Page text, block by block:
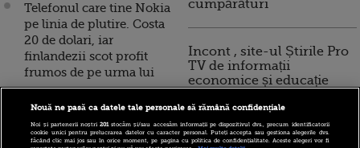
Telefonul care tine Nokia
pe linia de plutire. Costa
20 de dolari, iar
finlandezii scot profit
frumos de pe urma lui
Nokia a preluat integral
Networks, pentru 1,7
cumpărături
Incont , site-ul Știrile Pro
TV de informații
economice și educație
10 reguli pentru decizii
Nouă ne pasă ca datele tale personale să rămână confidențiale
Noi și partenerii noștri201stocăm și/sau accesăm informații pe dispozitivul dvs., precum identificatorii
cookie unici pentru prelucrarea datelor cu caracter personal. Puteți accepta sau gestiona alegerile dvs.
făcând clic mai jos sau în orice moment, pe pagina cu politica de confidențialitate. Aceste alegeri vor fi